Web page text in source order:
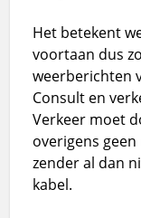
Het betekent
voortaan dus
weerberichten
Consult en
Verkeer moet
overigens
zender al dan
kabel.